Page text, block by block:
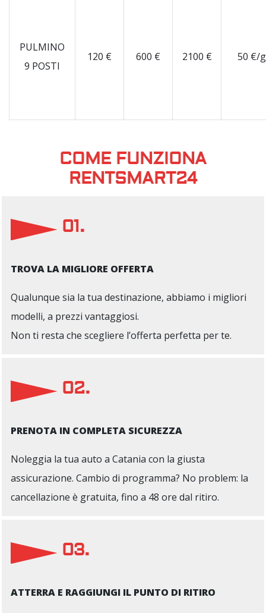
PULMINO
9 POSTI
120 € 600 € 2100 € 50 €/
COME FUNZIONA
RENTSMART24
01.
TROVA LA MIGLIORE OFFERTA
Qualunque sia la tua destinazione, abbiamo i migliori
modelli, a prezzi vantaggiosi.
Non ti resta che scegliere l’offerta perfetta per te.
02.
PRENOTA IN COMPLETA SICUREZZA
Noleggia la tua auto a Catania con la giusta
assicurazione. Cambio di programma? No problem: la
cancellazione è gratuita, fino a 48 ore dal ritiro.
03.
ATTERRA E RAGGIUNGI IL PUNTO DI RITIRO